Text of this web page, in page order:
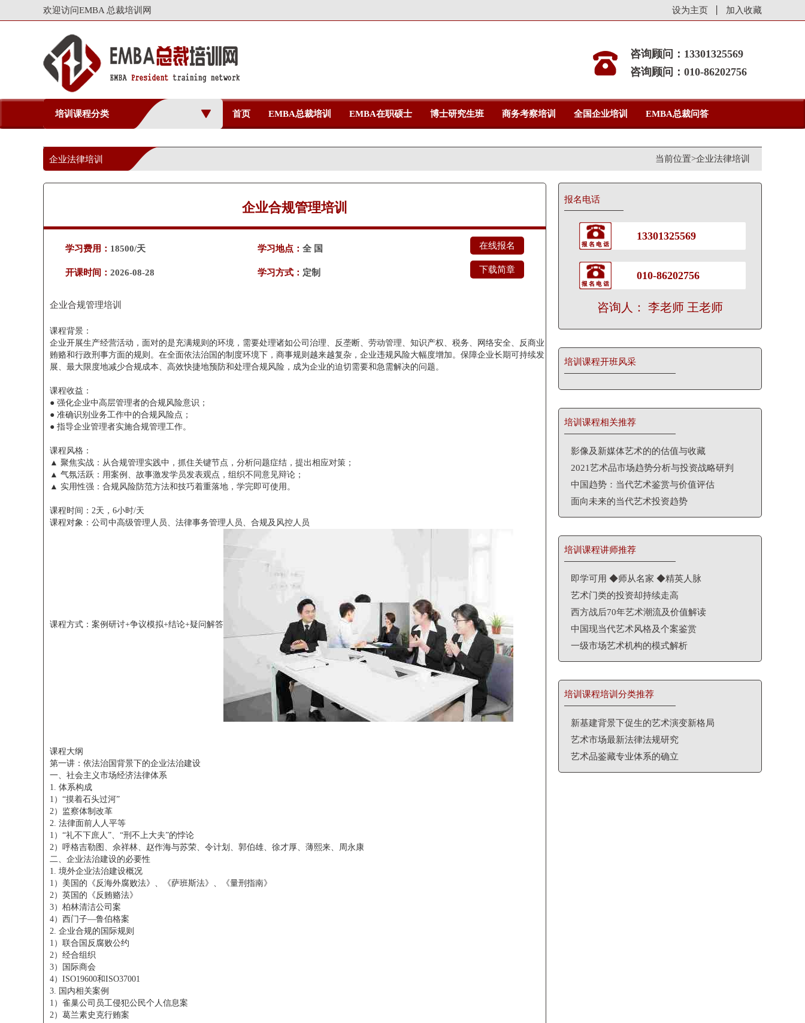
欢迎访问EMBA 总裁培训网 设为主页 加入收藏
咨询顾问：13301325569
咨询顾问：010-86202756
培训课程分类 首页 EMBA总裁培训 EMBA在职硕士 博士研究生班 商务考察培训 全国企业培训 EMBA总裁问答
企业法律培训 当前位置>企业法律培训
企业合规管理培训
学习费用： 18500/天
开课时间： 2026-08-28
学习地点：全 国
学习方式： 定制
在线报名
下载简章
企业合规管理培训
课程背景：
企业开展生产经营活动，面对的是充满规则的环境，需要处理诸如公司治理、反垄断、劳动管理、知识产权、税务、网络安全、反商业
贿赂和行政刑事方面的规则。在全面依法治国的制度环境下，商事规则越来越复杂，企业违规风险大幅度增加。保障企业长期可持续发
展、最大限度地减少合规成本、高效快捷地预防和处理合规风险，成为企业的迫切需要和急需解决的问题。
课程收益：
● 强化企业中高层管理者的合规风险意识；
● 准确识别业务工作中的合规风险点；
● 指导企业管理者实施合规管理工作。
课程风格：
▲ 聚焦实战：从合规管理实践中，抓住关键节点，分析问题症结，提出相应对策；
▲ 气氛活跃：用案例、故事激发学员发表观点，组织不同意见辩论；
▲ 实用性强：合规风险防范方法和技巧着重落地，学完即可使用。
课程时间：2天，6小时/天
课程对象：公司中高级管理人员、法律事务管理人员、合规及风控人员
课程方式：案例研讨+争议模拟+结论+疑问解答
课程大纲
第一讲：依法治国背景下的企业法治建设
一、社会主义市场经济法律体系
1. 体系构成
1）“摸着石头过河”
2）监察体制改革
2. 法律面前人人平等
1）“礼不下庶人”、“刑不上大夫”的悖论
2）呼格吉勒图、佘祥林、赵作海与苏荣、令计划、郭伯雄、徐才厚、薄熙来、周永康
二、企业法治建设的必要性
1. 境外企业法治建设概况
1）美国的《反海外腐败法》、《萨班斯法》、《量刑指南》
2）英国的《反贿赂法》
3）柏林清洁公司案
4）西门子—鲁伯格案
2. 企业合规的国际规则
1）联合国反腐败公约
2）经合组织
3）国际商会
4）ISO19600和ISO37001
3. 国内相关案例
1）雀巢公司员工侵犯公民个人信息案
2）葛兰素史克行贿案
报名电话
13301325569
010-86202756
咨询人： 李老师 王老师
培训课程开班风采
培训课程相关推荐
影像及新媒体艺术的的估值与收藏
2021艺术品市场趋势分析与投资战略研判
中国趋势：当代艺术鉴赏与价值评估
面向未来的当代艺术投资趋势
培训课程讲师推荐
即学可用 ◆师从名家 ◆精英人脉
艺术门类的投资却持续走高
西方战后70年艺术潮流及价值解读
中国现当代艺术风格及个案鉴赏
一级市场艺术机构的模式解析
培训课程培训分类推荐
新基建背景下促生的艺术演变新格局
艺术市场最新法律法规研究
艺术品鉴藏专业体系的确立